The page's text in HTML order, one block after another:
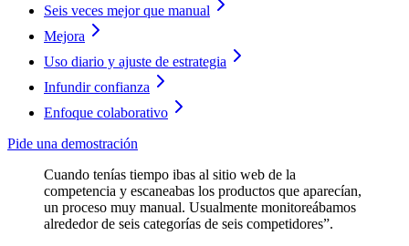
Seis veces mejor que manual
Mejora
Uso diario y ajuste de estrategia
Infundir confianza
Enfoque colaborativo
Pide una demostración
Cuando tenías tiempo ibas al sitio web de la
competencia y escaneabas los productos que aparecían,
un proceso muy manual. Usualmente monitoreábamos
alrededor de seis categorías de seis competidores”.